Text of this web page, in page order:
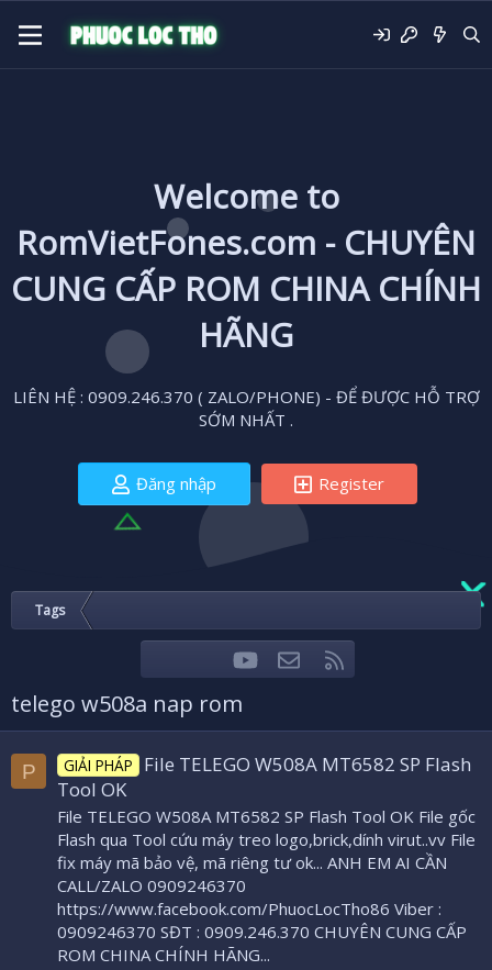
Welcome to
RomVietFones.com - CHUYÊN
CUNG CẤP ROM CHINA CHÍNH
HÃNG
LIÊN HỆ : 0909.246.370 ( ZALO/PHONE) - ĐỂ ĐƯỢC HỖ TRỢ
SỚM NHẤT .
Đăng nhập Register
Tags
FacebookTwitteryoutubeLiên hệ
telego w508a nap rom
P GIẢI PHÁP
File TELEGO W508A MT6582 SP Flash
Tool OK
File TELEGO W508A MT6582 SP Flash Tool OK File gốc
Flash qua Tool cứu máy treo logo,brick,dính virut..vv File
fix máy mã bảo vệ, mã riêng tư ok... ANH EM AI CẦN
CALL/ZALO 0909246370
https://www.facebook.com/PhuocLocTho86 Viber :
0909246370 SĐT : 0909.246.370 CHUYÊN CUNG CẤP
ROM CHINA CHÍNH HÃNG...